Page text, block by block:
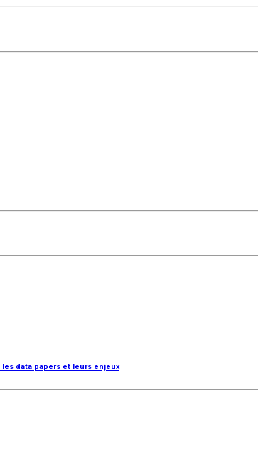
data papers et leurs enjeux